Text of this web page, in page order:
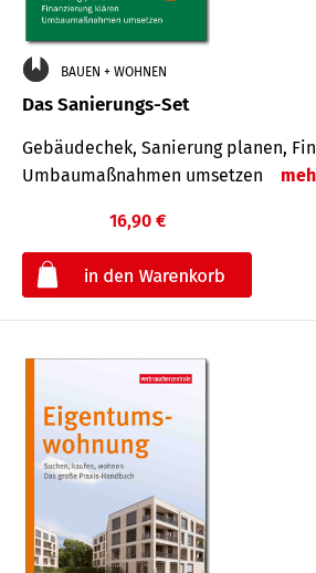
BAUEN + WOHNEN
Das Sanierungs-Set
Gebäudechek, Sanierung planen,
Umbaumaßnahmen umsetzen
16,90 €